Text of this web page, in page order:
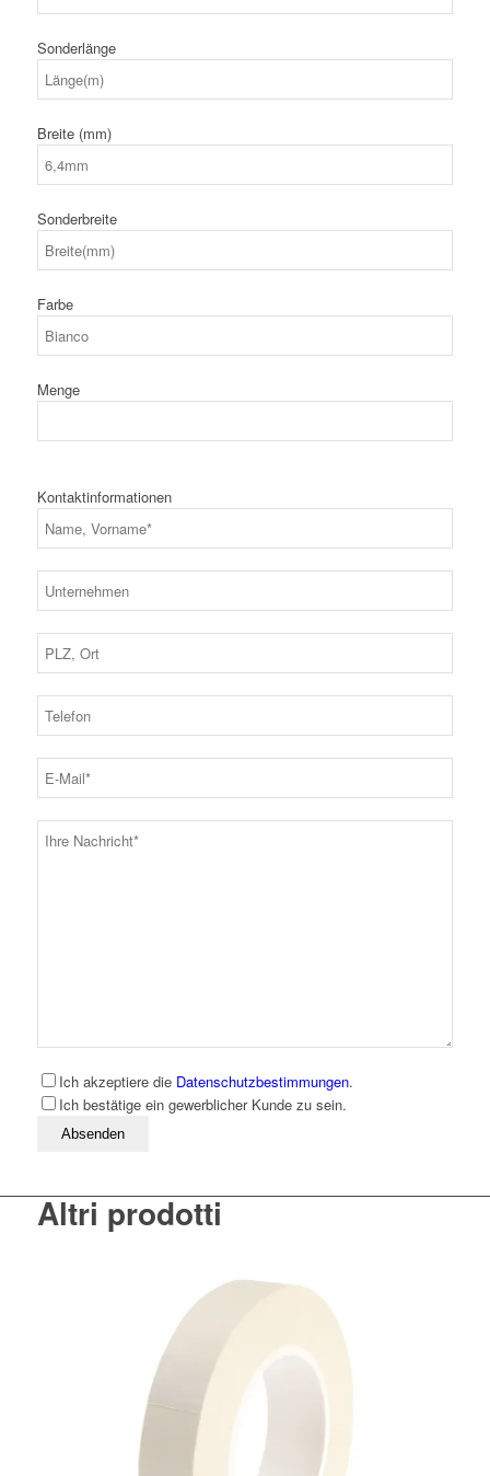
Sonderlänge
Breite (mm)
Sonderbreite
Farbe
Menge
Kontaktinformationen
Ich akzeptiere die Datenschutzbestimmungen.
Ich bestätige ein gewerblicher Kunde zu sein.
Bitte lassen Sie dieses Feld leer
Altri prodotti